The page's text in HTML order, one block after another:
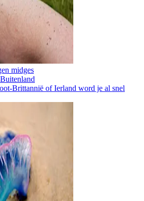
midges
Buitenland
Brittannië of Ierland word je al snel